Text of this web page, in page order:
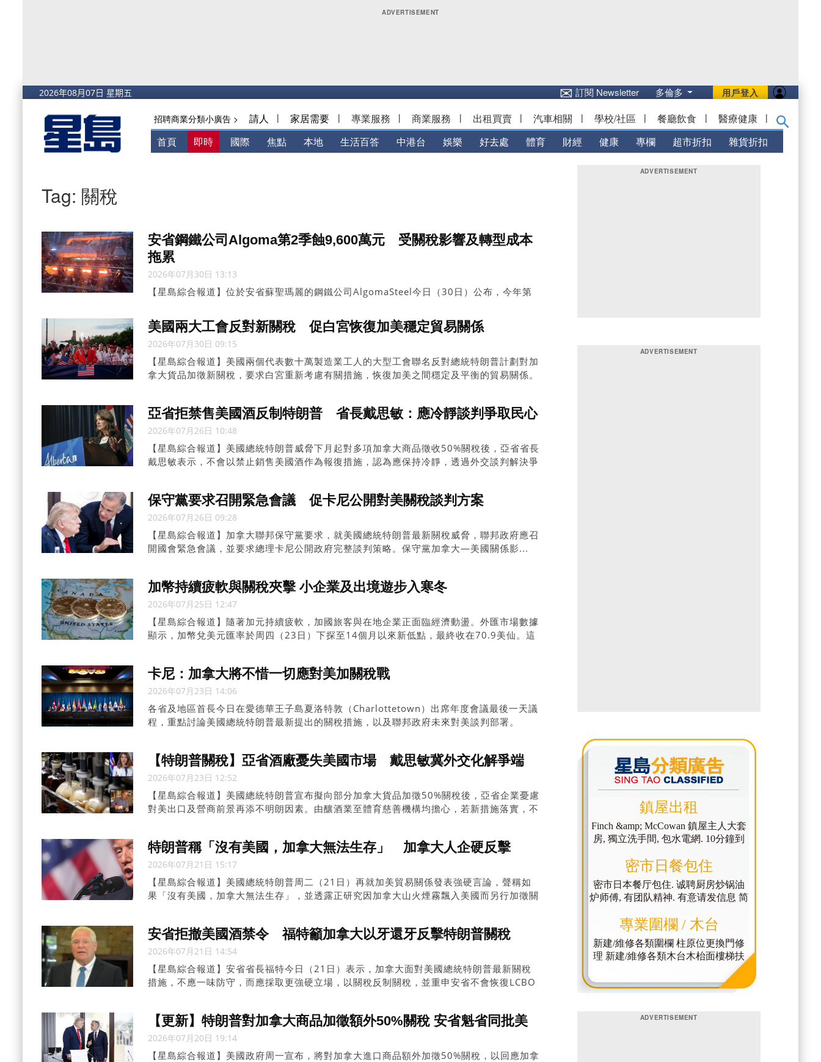
用戶登入
✉訂閱 Newsletter 多倫多
招聘商業分類小廣告 > 請人 | 家居需要 | 專業服務 | 商業服務 | 出租買賣 | 汽車相關 | 學校/社區 | 餐廳飲食 | 醫療健康 |
首頁 即時 國際 焦點 本地 生活百答 中港台 娛樂 好去處 體育 財經 健康 專欄 超市折扣 雜貨折扣
Tag: 關稅
安省鋼鐵公司Algoma第2季蝕9,600萬元 受關稅影響及轉型成本
拖累
2026年07月30日 13:13
【星島綜合報道】位於安省蘇聖瑪麗的鋼鐵公司AlgomaSteel今日（30日）公布，今年第
影響。
美國兩大工會反對新關稅 促白宮恢復加美穩定貿易關係
2026年07月30日 09:15
【星島綜合報道】美國兩個代表數十萬製造業工人的大型工會聯名反對總統特朗普計劃對加
拿大貨品加徵新關稅，要求白宮重新考慮有關措施，恢復加美之間穩定及平衡的貿易關係。
亞省拒禁售美國酒反制特朗普 省長戴思敏：應冷靜談判爭取民心
2026年07月26日 10:48
【星島綜合報道】美國總統特朗普威脅下月起對多項加拿大商品徵收50%關稅後，亞省省長
戴思敏表示，不會以禁止銷售美國酒作為報復措施，認為應保持冷靜，透過外交談判解決爭
保守黨要求召開緊急會議 促卡尼公開對美關稅談判方案
2026年07月26日 09:28
【星島綜合報道】加拿大聯邦保守黨要求，就美國總統特朗普最新關稅威脅，聯邦政府應召
開國會緊急會議，並要求總理卡尼公開政府完整談判策略。保守黨加拿大—美國關係影...
加幣持續疲軟與關稅夾擊 小企業及出境遊步入寒冬
2026年07月25日 12:47
【星島綜合報道】隨著加元持續疲軟，加國旅客與在地企業正面臨經濟動盪。外匯市場數據
顯示，加幣兌美元匯率於周四（23日）下探至14個月以來新低點，最終收在70.9美仙。這
卡尼：加拿大將不惜一切應對美加關稅戰
2026年07月23日 14:06
各省及地區首長今日在愛德華王子島夏洛特敦（Charlottetown）出席年度會議最後一天議
程，重點討論美國總統特朗普最新提出的關稅措施，以及聯邦政府未來對美談判部署。
【特朗普關稅】亞省酒廠憂失美國市場 戴思敏冀外交化解爭端
2026年07月23日 12:52
【星島綜合報道】美國總統特朗普宣布擬向部分加拿大貨品加徵50%關稅後，亞省企業憂慮
對美出口及營商前景再添不明朗因素。由釀酒業至體育慈善機構均擔心，若新措施落實，不
特朗普稱「沒有美國，加拿大無法生存」 加拿大人企硬反擊
2026年07月21日 15:17
【星島綜合報道】美國總統特朗普周二（21日）再就加美貿易關係發表強硬言論，聲稱如
果「沒有美國，加拿大無法生存」，並透露正研究因加拿大山火煙霧飄入美國而另行加徵關
安省拒撤美國酒禁令 福特籲加拿大以牙還牙反擊特朗普關稅
2026年07月21日 14:54
【星島綜合報道】安省省長福特今日（21日）表示，加拿大面對美國總統特朗普最新關稅
措施，不應一味防守，而應採取更強硬立場，以關稅反制關稅，並重申安省不會恢復LCBO
【更新】特朗普對加拿大商品加徵額外50%關稅 安省魁省同批美
2026年07月20日 19:14
【星島綜合報道】美國政府周一宣布，將對加拿大進口商品額外加徵50%關稅，以回應加拿